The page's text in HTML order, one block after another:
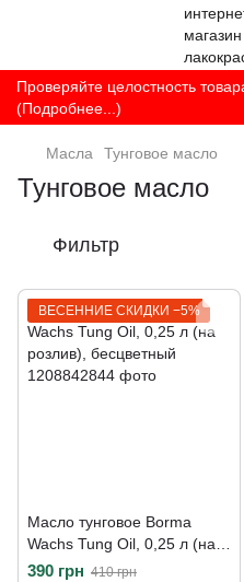
Проверяйте целостность
(Подробнее...)
Масла Тунговое масло
Тунговое масло
Фильтр
ВЕСЕННИЕ СКИДКИ −5%
Масло тунговое Borma
Wachs Tung Oil, 0,25 л (на
розлив), бесцветный
390 грн 410 грн